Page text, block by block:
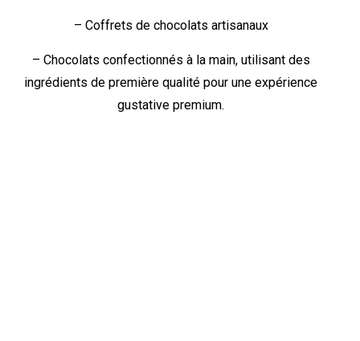
– Coffrets de chocolats artisanaux
– Chocolats confectionnés à la main, utilisant des
ingrédients de première qualité pour une expérience
gustative premium.